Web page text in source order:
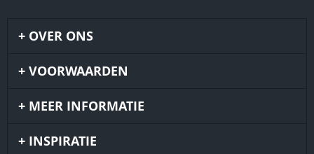
OVER ONS
VOORWAARDEN
MEER INFORMATIE
INSPIRATIE